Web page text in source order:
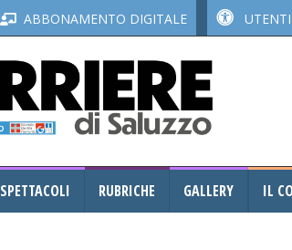
ABBONAMENTO DIGITALE UTENTI
SPETTACOLI RUBRICHE GALLERY IL